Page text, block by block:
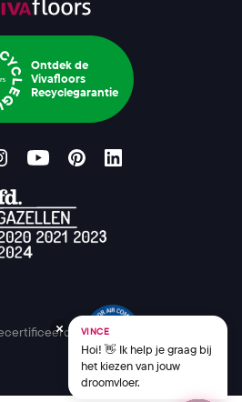
Ontdek de
Vivafloors
Recyclegarantie
VINCE
Hoi! 👋 Ik help je graag bij
het kiezen van jouw
droomvloer.